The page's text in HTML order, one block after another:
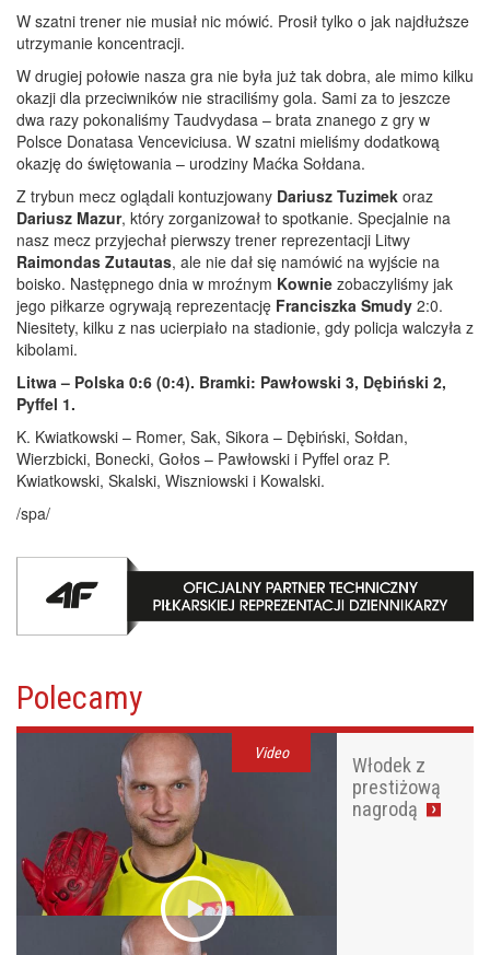
W szatni trener nie musiał nic mówić. Prosił tylko o jak najdłuższe
utrzymanie koncentracji.
W drugiej połowie nasza gra nie była już tak dobra, ale mimo kilku
okazji dla przeciwników nie straciliśmy gola. Sami za to jeszcze
dwa razy pokonaliśmy Taudvydasa – brata znanego z gry w
Polsce Donatasa Venceviciusa. W szatni mieliśmy dodatkową
okazję do świętowania – urodziny Maćka Sołdana.
Z trybun mecz oglądali kontuzjowany Dariusz Tuzimek oraz
Dariusz Mazur, który zorganizował to spotkanie. Specjalnie na
nasz mecz przyjechał pierwszy trener reprezentacji Litwy
Raimondas Zutautas, ale nie dał się namówić na wyjście na
boisko. Następnego dnia w mroźnym Kownie zobaczyliśmy jak
jego piłkarze ogrywają reprezentację Franciszka Smudy 2:0.
Niesitety, kilku z nas ucierpiało na stadionie, gdy policja walczyła z
kibolami.
Litwa – Polska 0:6 (0:4). Bramki: Pawłowski 3, Dębiński 2,
Pyffel 1.
K. Kwiatkowski – Romer, Sak, Sikora – Dębiński, Sołdan,
Wierzbicki, Bonecki, Gołos – Pawłowski i Pyffel oraz P.
Kwiatkowski, Skalski, Wiszniowski i Kowalski.
/spa/
Polecamy
Video
Włodek z
prestiżową
nagrodą